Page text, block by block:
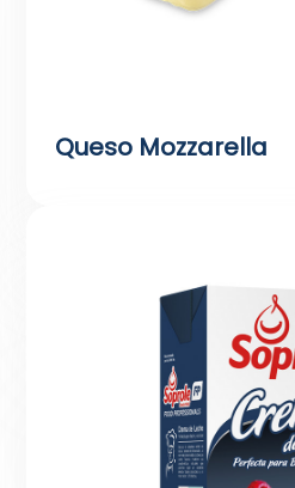
Queso Mozzarella